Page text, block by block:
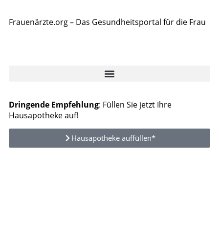
Frauenärzte.org – Das Gesundheitsportal für die Frau
Dringende Empfehlung: Füllen Sie jetzt Ihre
Hausapotheke auf!
Hausapotheke auffüllen*